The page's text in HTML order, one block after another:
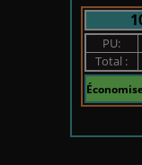
PU:
Total :